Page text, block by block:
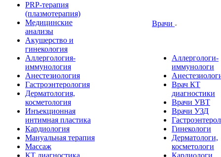
PRP-терапия
(плазмотерапия)
Медицинские
анализы
Акушерство и
гинекология
Аллергология-
иммунология
Анестезиология
Гастроэнтерология
Дерматология,
косметология
Инъекционная
интимная пластика
Кардиология
Мануальная терапия
Массаж
КТ диагностика
Врачи
Аллергологи-
иммунологи
Врач КТ
диагностики
Врачи УВТ
Врачи УЗД
Гинекологи
Дерматологи,
косметологи
Кардиологи